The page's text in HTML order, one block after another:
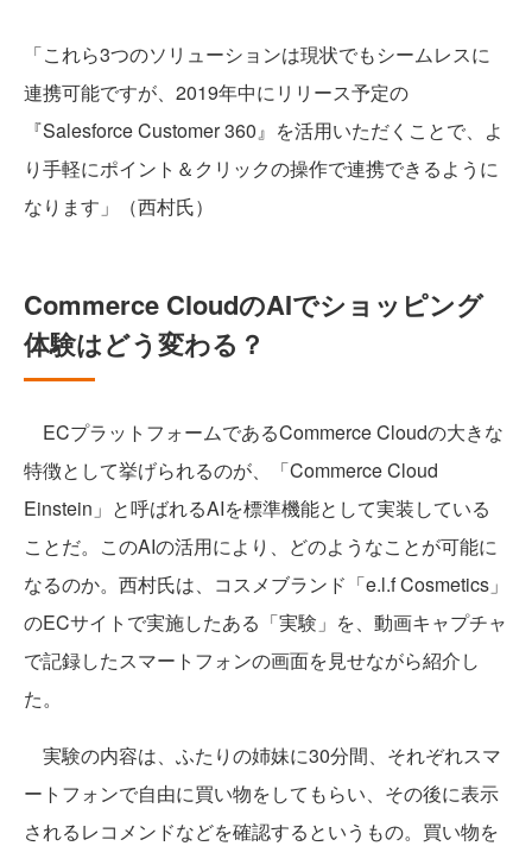
「これら3つのソリューションは現状でもシームレスに
連携可能ですが、2019年中にリリース予定の
『Salesforce Customer 360』を活用いただくことで、よ
り手軽にポイント＆クリックの操作で連携できるように
なります」（西村氏）
Commerce CloudのAIでショッピング
体験はどう変わる？
ECプラットフォームであるCommerce Cloudの大きな
特徴として挙げられるのが、「Commerce Cloud
Einstein」と呼ばれるAIを標準機能として実装している
ことだ。このAIの活用により、どのようなことが可能に
なるのか。西村氏は、コスメブランド「e.l.f Cosmetics」
のECサイトで実施したある「実験」を、動画キャプチャ
で記録したスマートフォンの画面を見せながら紹介し
た。
実験の内容は、ふたりの姉妹に30分間、それぞれスマ
ートフォンで自由に買い物をしてもらい、その後に表示
されるレコメンドなどを確認するというもの。買い物を